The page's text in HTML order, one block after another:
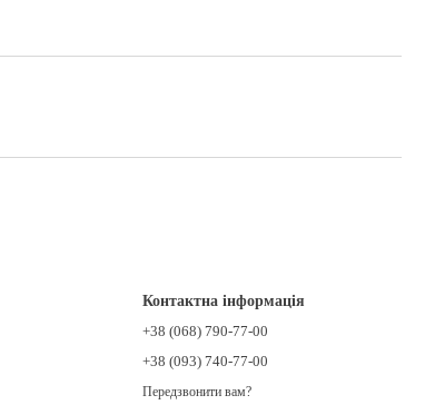
Контактна інформація
+38 (068) 790-77-00
+38 (093) 740-77-00
Передзвонити вам?